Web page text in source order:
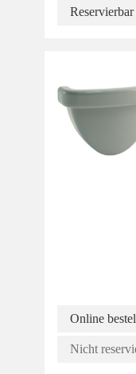
Reservierbar
Online
Nicht